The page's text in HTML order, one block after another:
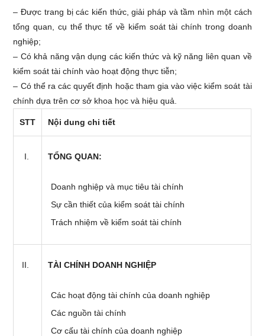
– Được trang bị các kiến thức, giải pháp và tầm nhìn một cách
tổng quan, cụ thể thực tế về kiểm soát tài chính trong doanh
nghiệp;
– Có khả năng vận dụng các kiến thức và kỹ năng liên quan về
kiểm soát tài chính vào hoạt động thực tiễn;
– Có thể ra các quyết định hoặc tham gia vào việc kiểm soát tài
chính dựa trên cơ sở khoa học và hiệu quả.
STT Nội dung chi tiết
TỔNG QUAN:
Doanh nghiệp và mục tiêu tài chính
Sự cần thiết của kiểm soát tài chính
Trách nhiệm về kiểm soát tài chính
TÀI CHÍNH DOANH NGHIỆP
Các hoạt động tài chính của doanh nghiệp
Các nguồn tài chính
Cơ cấu tài chính của doanh nghiệp